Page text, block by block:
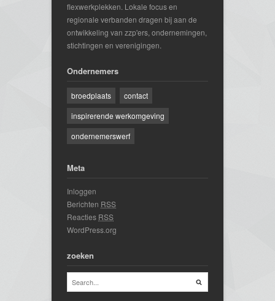
flexwerkplekken. Lokale focus en
regionale verbanden dragen bij aan de
ontwikkeling van zzp'ers, ondernemingen,
stichtingen en verenigingen.
Ondernemers
broedplaats
contact
inspirerende werkomgeving
ondernemerswerf
Meta
Inloggen
Berichten RSS
Reacties RSS
WordPress.org
zoeken